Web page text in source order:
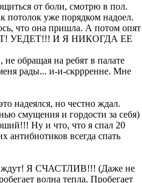
от боли, смотрю в пол.
потолок уже порядком надоел.
что она пришла. А потом опят
УЕДЕТ!!! И Я НИКОГДА ЕЕ
обращая на ребят в палате
рады... и-и-скррренне. Мне
надеялся, но честно ждал.
ью смущения и гордости за себя)
Ну и что, что я спал 20
антибиотиков всегда спать
ждут! Я СЧАСТЛИВ!!! (Даже не
волна тепла. Пробегает